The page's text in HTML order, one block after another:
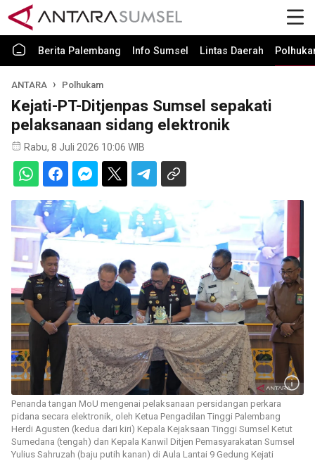
Berita Palembang Info Sumsel Lintas Daerah
ANTARA Polhukam
Kejati-PT-Ditjenpas Sumsel sepakati
pelaksanaan sidang elektronik
Rabu, 8 Juli 2026 10:06 WIB
Penanda tangan MoU mengenai pelaksanaan persidangan perkara
pidana secara elektronik, oleh Ketua Pengadilan Tinggi Palembang
Herdi Agusten (kedua dari kiri) Kepala Kejaksaan Tinggi Sumsel Ketut
Sumedana (tengah) dan Kepala Kanwil Ditjen Pemasyarakatan Sumsel
Yulius Sahruzah (baju putih kanan) di Aula Lantai 9 Gedung Kejati